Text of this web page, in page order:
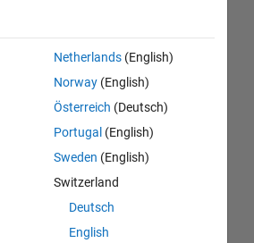
Netherlands(English)
Norway(English)
Österreich (Deutsch)
Portugal (English)
Sweden (English)
Switzerland
Deutsch
English